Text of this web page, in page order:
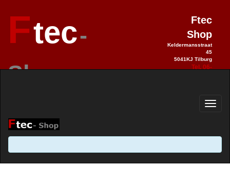
Ftec-
Shop
Ftec
Shop
Keldermansstraat
45
5041KJ Tilburg
Tel. 06-